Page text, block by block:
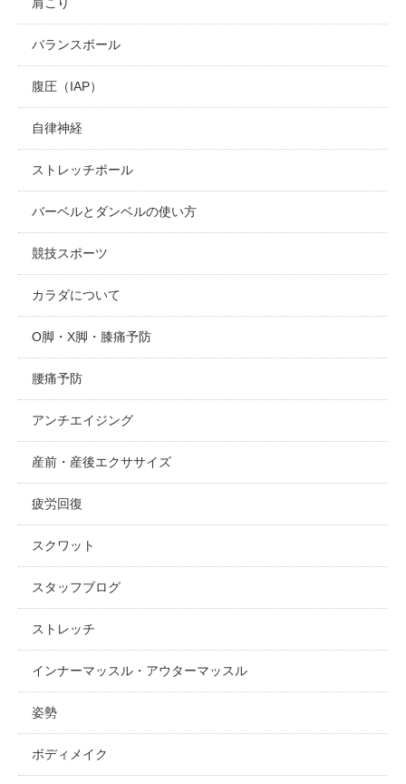
バランスボール
腹圧（IAP）
自律神経
ストレッチポール
バーベルとダンベルの使い方
競技スポーツ
カラダについて
O脚・X脚・膝痛予防
腰痛予防
アンチエイジング
産前・産後エクササイズ
疲労回復
スクワット
スタッフブログ
ストレッチ
インナーマッスル・アウターマッスル
姿勢
ボディメイク